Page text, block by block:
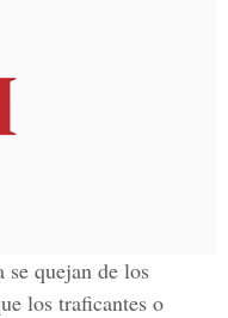
se quejan de los
los traficantes o